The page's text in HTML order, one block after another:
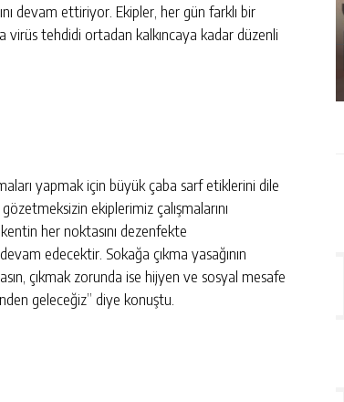
devam ettiriyor. Ekipler, her gün farklı bir
tehdidi ortadan kalkıncaya kadar düzenli
yapmak için büyük çaba sarf etiklerini dile
ekiplerimiz çalışmalarını
her noktasını dezenfekte
edecektir. Sokağa çıkma yasağının
çıkmak zorunda ise hijyen ve sosyal mesafe
geleceğiz” diye konuştu.
GÜNLÜK HABER AKIŞI
SAMSUN PIRELENDI